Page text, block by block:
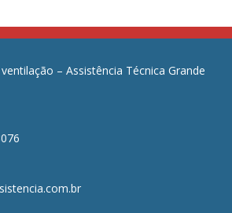
– Assistência Técnica Grande